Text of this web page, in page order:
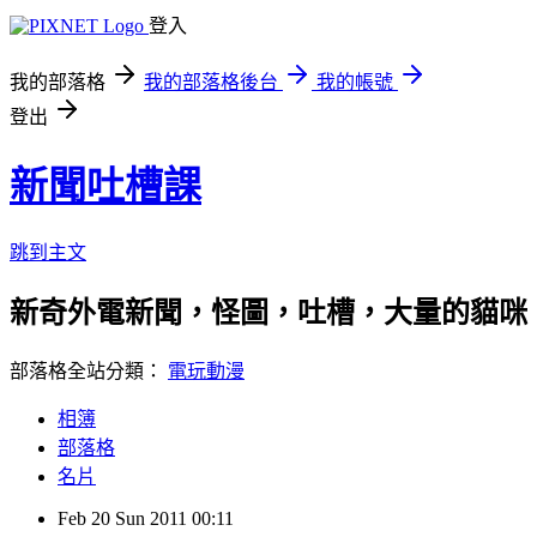
登入
我的部落格 我的部落格後台
我的帳號
登出
新聞吐槽課
跳到主文
新奇外電新聞，怪圖，吐槽，大量的貓咪
部落格全站分類： 電玩動漫
相簿
部落格
名片
Feb 20 Sun 2011 00:11